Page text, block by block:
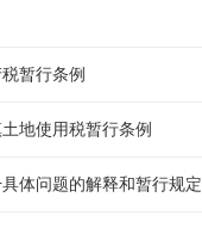
暂行条例
地使用税暂行条例
体问题的解释和暂行规定